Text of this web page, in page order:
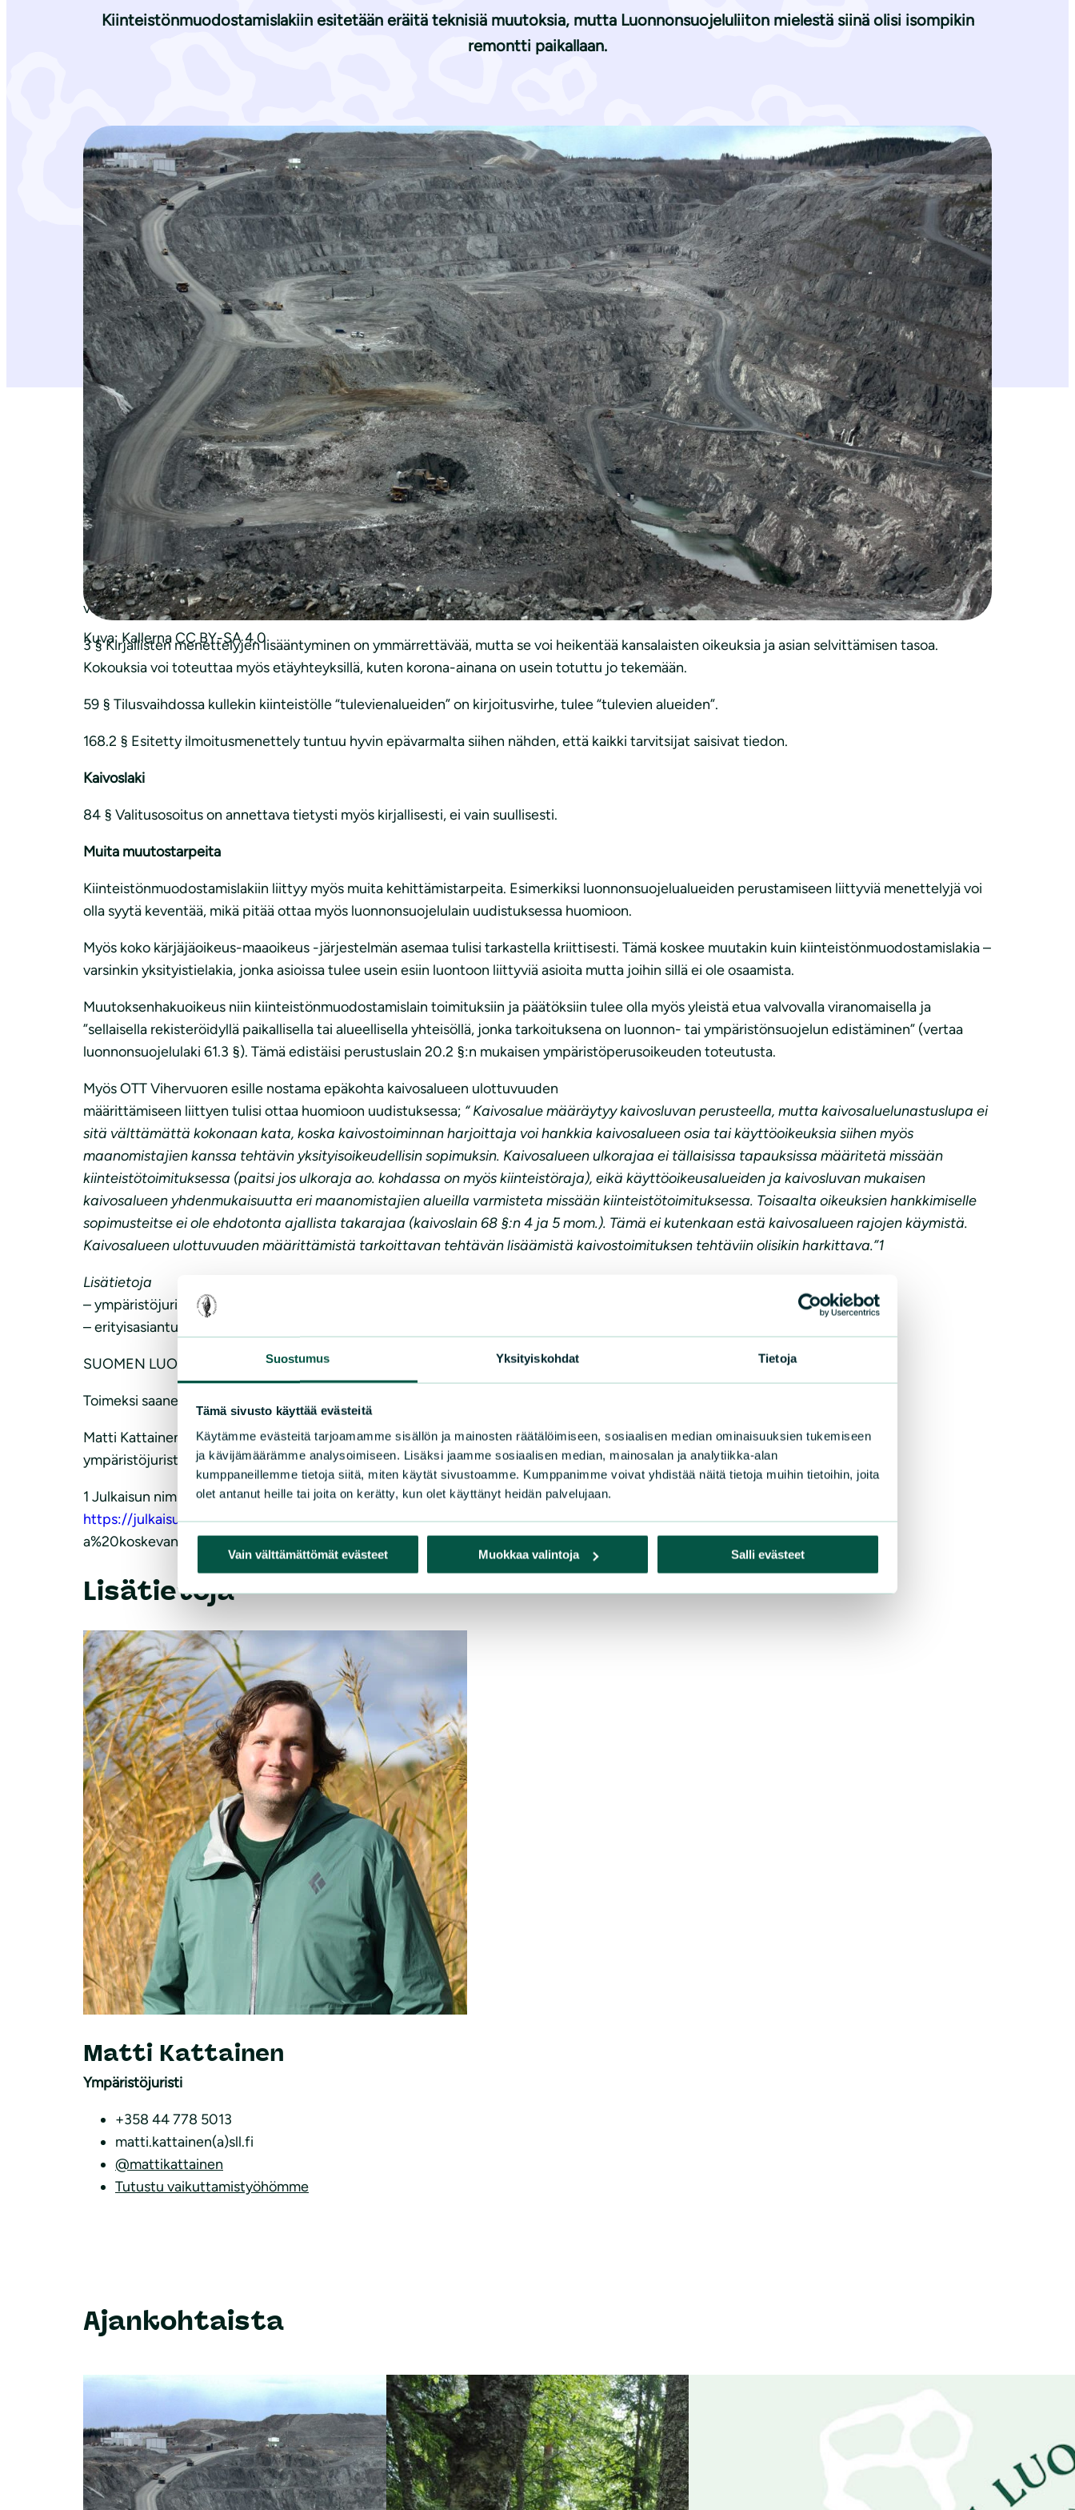
Suostumus Yksityiskohdat Tietoja
Tämä sivusto käyttää evästeitä
Käytämme evästeitä tarjoamamme sisällön ja mainosten räätälöimiseen, sosiaalisen median ominaisuuksien tukemiseen
ja kävijämäärämme analysoimiseen. Lisäksi jaamme sosiaalisen median, mainosalan ja analytiikka-alan
kumppaneillemme tietoja siitä, miten käytät sivustoamme. Kumppanimme voivat yhdistää näitä tietoja muihin tietoihin, joita
olet antanut heille tai joita on kerätty, kun olet käyttänyt heidän palvelujaan.
Vain välttämättömät evästeet Muokkaa valintoja Salli evästeet
Kiinteistönmuodostamislakiin esitetään eräitä teknisiä muutoksia, mutta Luonnonsuojeluliiton mielestä siinä olisi isompikin
remontti paikallaan.
Kuva: Kallerna CC BY-SA 4.0
3.7.2020
Maa- ja metsätalousministeriölle
Viitaten lausuntopyyntöönne verkkosivuillanne 15.5.2020 Dnro MMM03:00/2018 (VN/9927/2020)
Lausunto luonnoksesta hallituksen esitykseksi eduskunnalle laeiksikiinteistönmuodostamislain ja eräiden muiden lakien muuttamisesta.
Esitetyt muutokset ovat pääosin teknisiä eivätkä koske suoraan ympäristön tilaa tai yleisiä etuja. Jotkut lain mukaiset ratkaisut ja menettelyt
voivat kuitenkin vaikuttaa myös yleisen etuun luonnonsuojelun kautta.
3 § Kirjallisten menettelyjen lisääntyminen on ymmärrettävää, mutta se voi heikentää kansalaisten oikeuksia ja asian selvittämisen tasoa.
Kokouksia voi toteuttaa myös etäyhteyksillä, kuten korona-ainana on usein totuttu jo tekemään.
59 § Tilusvaihdossa kullekin kiinteistölle “tulevienalueiden” on kirjoitusvirhe, tulee “tulevien alueiden”.
168.2 § Esitetty ilmoitusmenettely tuntuu hyvin epävarmalta siihen nähden, että kaikki tarvitsijat saisivat tiedon.
Kaivoslaki
84 § Valitusosoitus on annettava tietysti myös kirjallisesti, ei vain suullisesti.
Muita muutostarpeita
Kiinteistönmuodostamislakiin liittyy myös muita kehittämistarpeita. Esimerkiksi luonnonsuojelualueiden perustamiseen liittyviä menettelyjä voi
olla syytä keventää, mikä pitää ottaa myös luonnonsuojelulain uudistuksessa huomioon.
Myös koko kärjäjäoikeus-maaoikeus -järjestelmän asemaa tulisi tarkastella kriittisesti. Tämä koskee muutakin kuin kiinteistönmuodostamislakia –
varsinkin yksityistielakia, jonka asioissa tulee usein esiin luontoon liittyviä asioita mutta joihin sillä ei ole osaamista.
Muutoksenhakuoikeus niin kiinteistönmuodostamislain toimituksiin ja päätöksiin tulee olla myös yleistä etua valvovalla viranomaisella ja
”sellaisella rekisteröidyllä paikallisella tai alueellisella yhteisöllä, jonka tarkoituksena on luonnon- tai ympäristönsuojelun edistäminen” (vertaa
luonnonsuojelulaki 61.3 §). Tämä edistäisi perustuslain 20.2 §:n mukaisen ympäristöperusoikeuden toteutusta.
Myös OTT Vihervuoren esille nostama epäkohta kaivosalueen ulottuvuuden
määrittämiseen liittyen tulisi ottaa huomioon uudistuksessa; “ Kaivosalue määräytyy kaivosluvan perusteella, mutta kaivosaluelunastuslupa ei
sitä välttämättä kokonaan kata, koska kaivostoiminnan harjoittaja voi hankkia kaivosalueen osia tai käyttöoikeuksia siihen myös
maanomistajien kanssa tehtävin yksityisoikeudellisin sopimuksin. Kaivosalueen ulkorajaa ei tällaisissa tapauksissa määritetä missään
kiinteistötoimituksessa (paitsi jos ulkoraja ao. kohdassa on myös kiinteistöraja), eikä käyttöoikeusalueiden ja kaivosluvan mukaisen
kaivosalueen yhdenmukaisuutta eri maanomistajien alueilla varmisteta missään kiinteistötoimituksessa. Toisaalta oikeuksien hankkimiselle
sopimusteitse ei ole ehdotonta ajallista takarajaa (kaivoslain 68 §:n 4 ja 5 mom.). Tämä ei kutenkaan estä kaivosalueen rajojen käymistä.
Kaivosalueen ulottuvuuden määrittämistä tarkoittavan tehtävän lisäämistä kaivostoimituksen tehtäviin olisikin harkittava.”1
Lisätietoja
– ympäristöjuristi Matti Kattainen, p. 044 7785 013 matti.kattainen (a) sll.fi
– erityisasiantuntija Tapani Veistola, p. 0400 615 530, tapani.veistola (a) sll.fi
SUOMEN LUONNONSUOJELULIITTO RY
Toimeksi saaneena
Matti Kattainen
ympäristöjuristi
1 Julkaisun nimi Kaivostoimintaa ohjaavan lainsäädännön toimivuuden arviointi 2019, s. 60.
https://julkaisut.valtioneuvosto.fi/bitstream/handle/10024/161678/TEM_44_2019_Selvitys%20kaivoksi
a%20koskevan%20lains.pdf?sequence=1&isAllowed=y
Lisätietoja
Ympäristöjuristi
Matti Kattainen
+358 44 778 5013
matti.kattainen(a)sll.fi
@mattikattainen
Tutustu vaikuttamistyöhömme
Ajankohtaista